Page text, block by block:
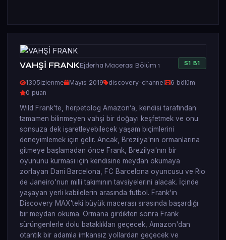
VAHŞİ FRANKEjderha Macerası Bölüm 1 S1 B1
1305izlenme Mayıs 2019 discovery-channel
6 bölüm
0 puan
Wild Frank’te, herpetolog Amazon’a, kendisi tarafından
tamamen bilinmeyen vahşi bir doğayı keşfetmek ve onu
sonsuza dek işaretleyebilecek yaşam biçimlerini
deneyimlemek için gelir. Ancak, Brezilya'nın ormanlarına
gitmeye başlamadan önce Frank, Brezilya'nın bir
oyununu kurması için kendisine meydan okumaya
zorlayan Dani Barcelona, ​​FC Barcelona oyuncusu ve Rio
de Janeiro'nun milli takımının tavsiyelerini alacak. İçinde
yaşayan yerli kabilelerin arasında futbol. Frank'in
Discovery MAX'teki büyük macerası sırasında başardığı
bir meydan okuma. Ormana girdikten sonra Frank
sürüngenlerle dolu bataklıkları geçecek, Amazon'dan
otantik bir adamla imkansız yollardan geçecek ve